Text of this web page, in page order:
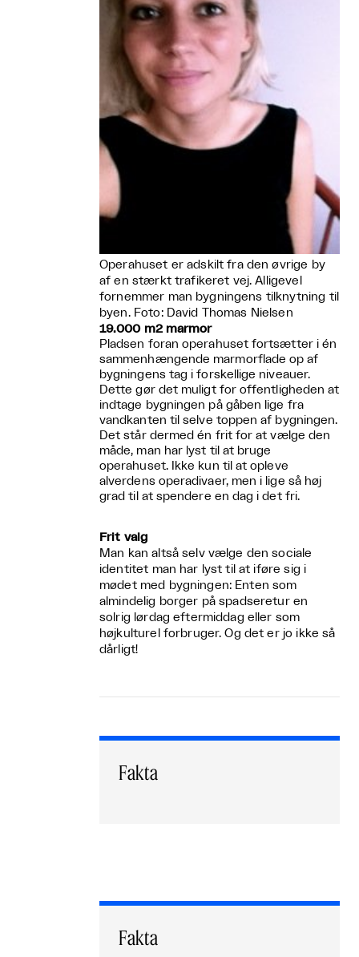
Operahuset er adskilt fra den øvrige by
af en stærkt trafikeret vej. Alligevel
fornemmer man bygningens tilknytning til
byen. Foto: David Thomas Nielsen
19.000 m2 marmor
Pladsen foran operahuset fortsætter i én
sammenhængende marmorflade op af
bygningens tag i forskellige niveauer.
Dette gør det muligt for offentligheden at
indtage bygningen på gåben lige fra
vandkanten til selve toppen af bygningen.
Det står dermed én frit for at vælge den
måde, man har lyst til at bruge
operahuset. Ikke kun til at opleve
alverdens operadivaer, men i lige så høj
grad til at spendere en dag i det fri.
Frit valg
Man kan altså selv vælge den sociale
identitet man har lyst til at iføre sig i
mødet med bygningen: Enten som
almindelig borger på spadseretur en
solrig lørdag eftermiddag eller som
højkulturel forbruger. Og det er jo ikke så
dårligt!
Fakta
Fakta